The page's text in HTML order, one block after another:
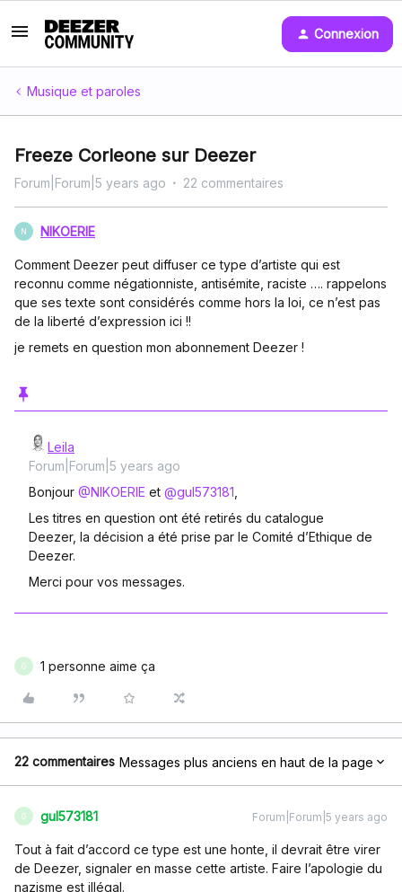
Connexion
Musique et paroles
Freeze Corleone sur Deezer
Forum|Forum|5 years ago 22 commentaires
N NIKOERIE
Comment Deezer peut diffuser ce type d’artiste qui est
reconnu comme négationniste, antisémite, raciste …. rappelons
que ses texte sont considérés comme hors la loi, ce n’est pas
de la liberté d’expression ici !!
je remets en question mon abonnement Deezer !
Leila
Forum|Forum|5 years ago
Bonjour @NIKOERIE et @gul573181
Les titres en question ont été retirés du catalogue
Deezer, la décision a été prise par le Comité d’Ethique de
Deezer.
Merci pour vos messages.
G 1 personne aime ça
22 commentaires Messages plus anciens en haut de la page
G gul573181 Forum|Forum|5 years ago
Tout à fait d’accord ce type est une honte, il devrait être virer
de Deezer, signaler en masse cette artiste. Faire l’apologie du
nazisme est illégal.